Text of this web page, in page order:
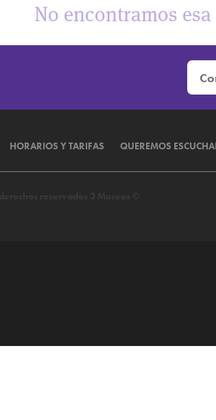
No encontramos
HORARIOS Y TARIFAS QUEREMOS